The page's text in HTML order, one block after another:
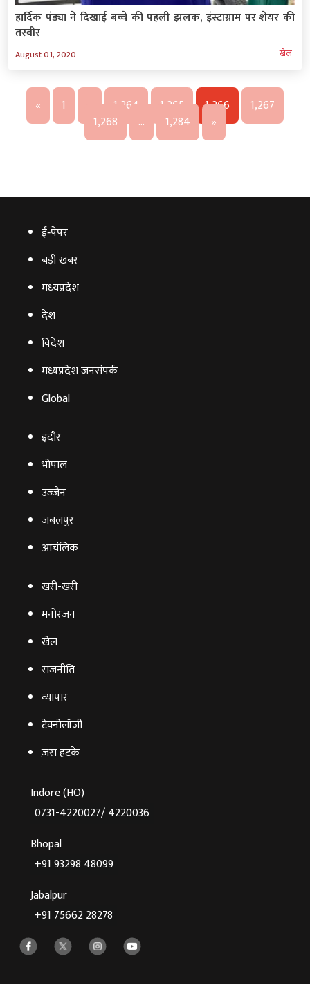
हार्दिक पंड्या ने दिखाई बच्चे की पहली झलक, इंस्टाग्राम पर शेयर की
तस्वीर
August 01, 2020 खेल
« 1 1,264 1,265 1,266
1,267
1,268
… 1,284 »
ई‑पेपर
बड़ी खबर
मध्‍यप्रदेश
देश
विदेश
मध्यप्रदेश जनसंपर्क
Global
इंदौर
भोपाल
उज्‍जैन
जबलपुर
आचंलिक
खरी-खरी
मनोरंजन
खेल
राजनीति
व्‍यापार
टेक्‍नोलॉजी
ज़रा हटके
Indore (HO)
0731-4220027/ 4220036
Bhopal
+91 93298 48099
Jabalpur
+91 75662 28278